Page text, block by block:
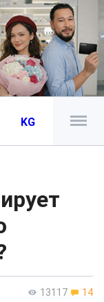
KG
13117 14